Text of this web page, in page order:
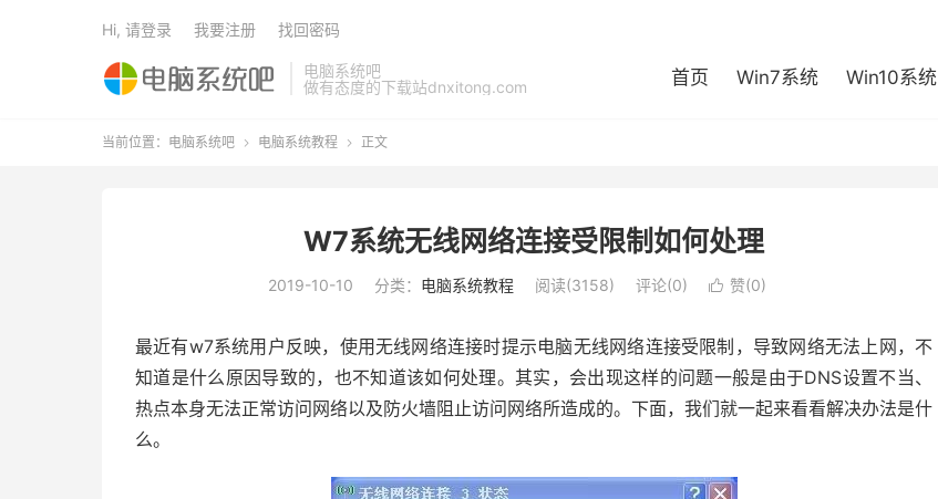
电脑系统吧
做有态度的下载站dnxitong.com
首页 Win7系统 Win10系统
Hi, 请登录 我要注册 找回密码
当前位置： 电脑系统吧  电脑系统教程  正文
W7系统无线网络连接受限制如何处理
2019-10-10 分类： 电脑系统教程 阅读(3158) 评论(0)  赞(0)
最近有w7系统用户反映，使用无线网络连接时提示电脑无线网络连接受限制，导致网络无法上网，不
知道是什么原因导致的，也不知道该如何处理。其实，会出现这样的问题一般是由于DNS设置不当、
热点本身无法正常访问网络以及防火墙阻止访问网络所造成的。下面，我们就一起来看看解决办法是什
么。